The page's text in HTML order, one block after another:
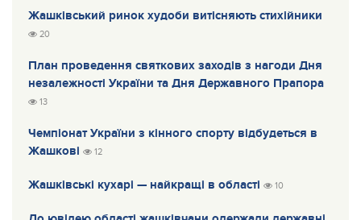
Жашківський ринок худоби витісняють стихійники
20
План проведення святкових заходів з нагоди Дня
незалежності України та Дня Державного Прапора
13
Чемпіонат України з кінного спорту відбудеться в
Жашкові
12
Жашківські кухарі — найкращі в області 10